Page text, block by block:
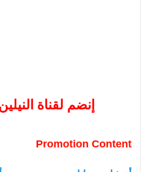
إنضم لقناة
Promotion Content